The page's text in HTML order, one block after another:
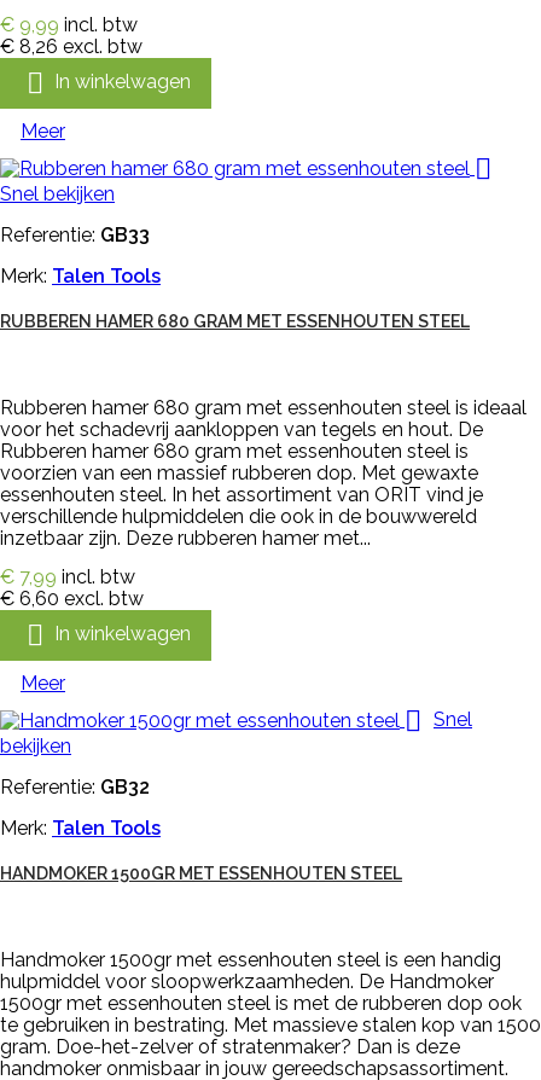
€ 9,99 incl. btw
€ 8,26 excl. btw
 In winkelwagen
Meer

Snel bekijken
Referentie: GB33
Merk: Talen Tools
RUBBEREN HAMER 680 GRAM MET ESSENHOUTEN STEEL
Rubberen hamer 680 gram met essenhouten steel is ideaal
voor het schadevrij aankloppen van tegels en hout. De
Rubberen hamer 680 gram met essenhouten steel is
voorzien van een massief rubberen dop. Met gewaxte
essenhouten steel. In het assortiment van ORIT vind je
verschillende hulpmiddelen die ook in de bouwwereld
inzetbaar zijn. Deze rubberen hamer met...
€ 7,99 incl. btw
€ 6,60 excl. btw
 In winkelwagen
Meer
 Snel
bekijken
Referentie: GB32
Merk: Talen Tools
HANDMOKER 1500GR MET ESSENHOUTEN STEEL
Handmoker 1500gr met essenhouten steel is een handig
hulpmiddel voor sloopwerkzaamheden. De Handmoker
1500gr met essenhouten steel is met de rubberen dop ook
te gebruiken in bestrating. Met massieve stalen kop van 1500
gram. Doe-het-zelver of stratenmaker? Dan is deze
handmoker onmisbaar in jouw gereedschapsassortiment.